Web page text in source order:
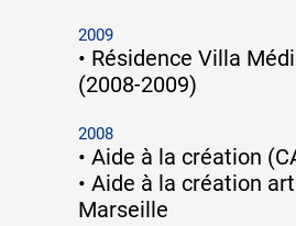
2009
• Résidence Villa
(2008-2009)
2008
• Aide à la création
• Aide à la création
Marseille